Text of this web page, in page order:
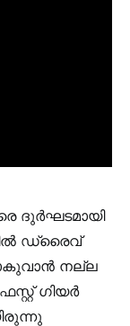
ദുർഘടമായി
ഡ്രൈവ്
നല്ല
ഗിയർ